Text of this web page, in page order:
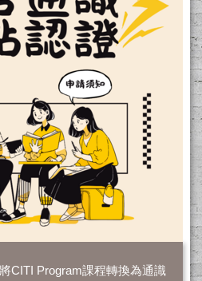
CITI Program課程轉換為通識